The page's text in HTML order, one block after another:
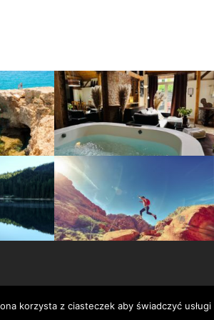
Serwis wykorzystuje pliki
korzysta z ciasteczek aby świadczyć